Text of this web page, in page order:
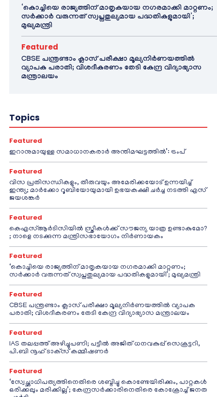
‘കൊച്ചിയെ രാജ്യത്തിന് മാതൃകയായ നഗരമാക്കി മാറ്റണം;
സർക്കാർ വരുന്നത് സ്വപ്നതുല്യമായ പദ്ധതികളുമായി’;
മുഖ്യമന്ത്രി
Featured
CBSE പന്ത്രണ്ടാം ക്ലാസ് പരീക്ഷാ മൂല്യനിർണയത്തിൽ
വ്യാപക പരാതി; വിശദീകരണം തേടി കേന്ദ്ര വിദ്യാഭ്യാസ
മന്ത്രാലയം
Topics
Featured
ഇറാനുമായുള്ള സമാധാനകരാർ അന്തിമഘട്ടത്തിൽ‌’: ട്രംപ്
Featured
വിസ പ്രതിസന്ധികളും, തീരുവയും അമേരിക്കയോട് ഉന്നയിച്ച്
ഇന്ത്യ; മാർക്കോ റൂബിയോയുമായി ഉഭയകക്ഷി ചർച്ച നടത്തി എസ്
ജയശങ്കർ
Featured
കെഎസ്ആർടിസിയിൽ സ്ത്രീകൾക്ക് സൗജന്യ യാത്ര ഉണ്ടാകുമോ?
; നാളെ നടക്കുന്ന മന്ത്രിസഭായോഗം നിർണായകം
Featured
‘കൊച്ചിയെ രാജ്യത്തിന് മാതൃകയായ നഗരമാക്കി മാറ്റണം;
സർക്കാർ വരുന്നത് സ്വപ്നതുല്യമായ പദ്ധതികളുമായി’; മുഖ്യമന്ത്രി
Featured
CBSE പന്ത്രണ്ടാം ക്ലാസ് പരീക്ഷാ മൂല്യനിർണയത്തിൽ വ്യാപക
പരാതി; വിശദീകരണം തേടി കേന്ദ്ര വിദ്യാഭ്യാസ മന്ത്രാലയം
Featured
IAS തലപ്പത്ത് അഴിച്ചുപണി; പട്ടീല്‍ അജിത് ധനവകുപ്പ് സെക്രട്ടറി,
പി.ബി നൂഹ് ടാക്‌സ് കമ്മീഷണര്‍
Featured
‘സ്വേച്ഛാധിപത്യത്തിനെതിരെ ശബ്ദിച്ചു കൊണ്ടേയിരിക്കും, പാറ്റകൾ
ഒരിക്കലും മരിക്കില്ല’; കേന്ദ്രസർക്കാരിനെതിരെ കോക്രോച്ച് ജനത